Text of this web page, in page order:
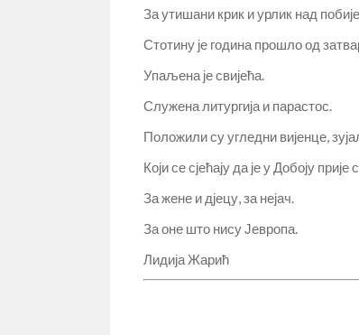
За утишани крик и урлик над
Стотину је година прошло од
Упаљена је свијећа.
Служена литургија и парастос.
Положили су угледни вијенце,
Који се сјећају да је у Добоју
За жене и дјецу, за нејач.
За оне што нису Јевропа.
Лидија Жарић